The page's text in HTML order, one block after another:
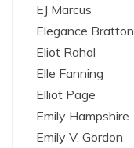
EJ Marcus
Elegance Bratton
Eliot Rahal
Elle Fanning
Elliot Page
Emily Hampshire
Emily V. Gordon